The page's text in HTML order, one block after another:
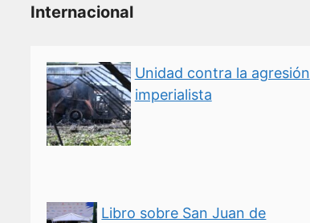
Internacional
Unidad contra la agresión
imperialista
Libro sobre San Juan de